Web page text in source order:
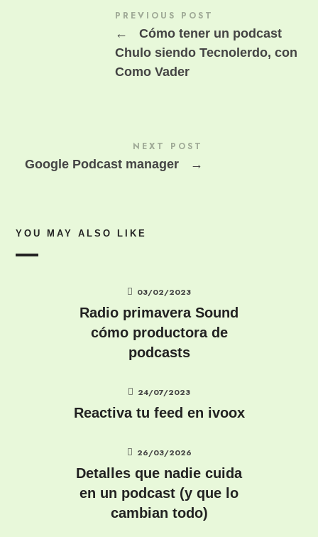
PREVIOUS POST
←
Cómo tener un podcast
Chulo siendo Tecnolerdo, con
Como Vader
NEXT POST
Google Podcast manager →
YOU MAY ALSO LIKE
03/02/2023
Radio primavera Sound
cómo productora de
podcasts
24/07/2023
Reactiva tu feed en ivoox
26/03/2026
Detalles que nadie cuida
en un podcast (y que lo
cambian todo)